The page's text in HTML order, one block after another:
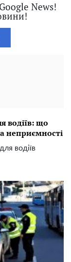
News!
водіїв: що
неприємності
водіїв